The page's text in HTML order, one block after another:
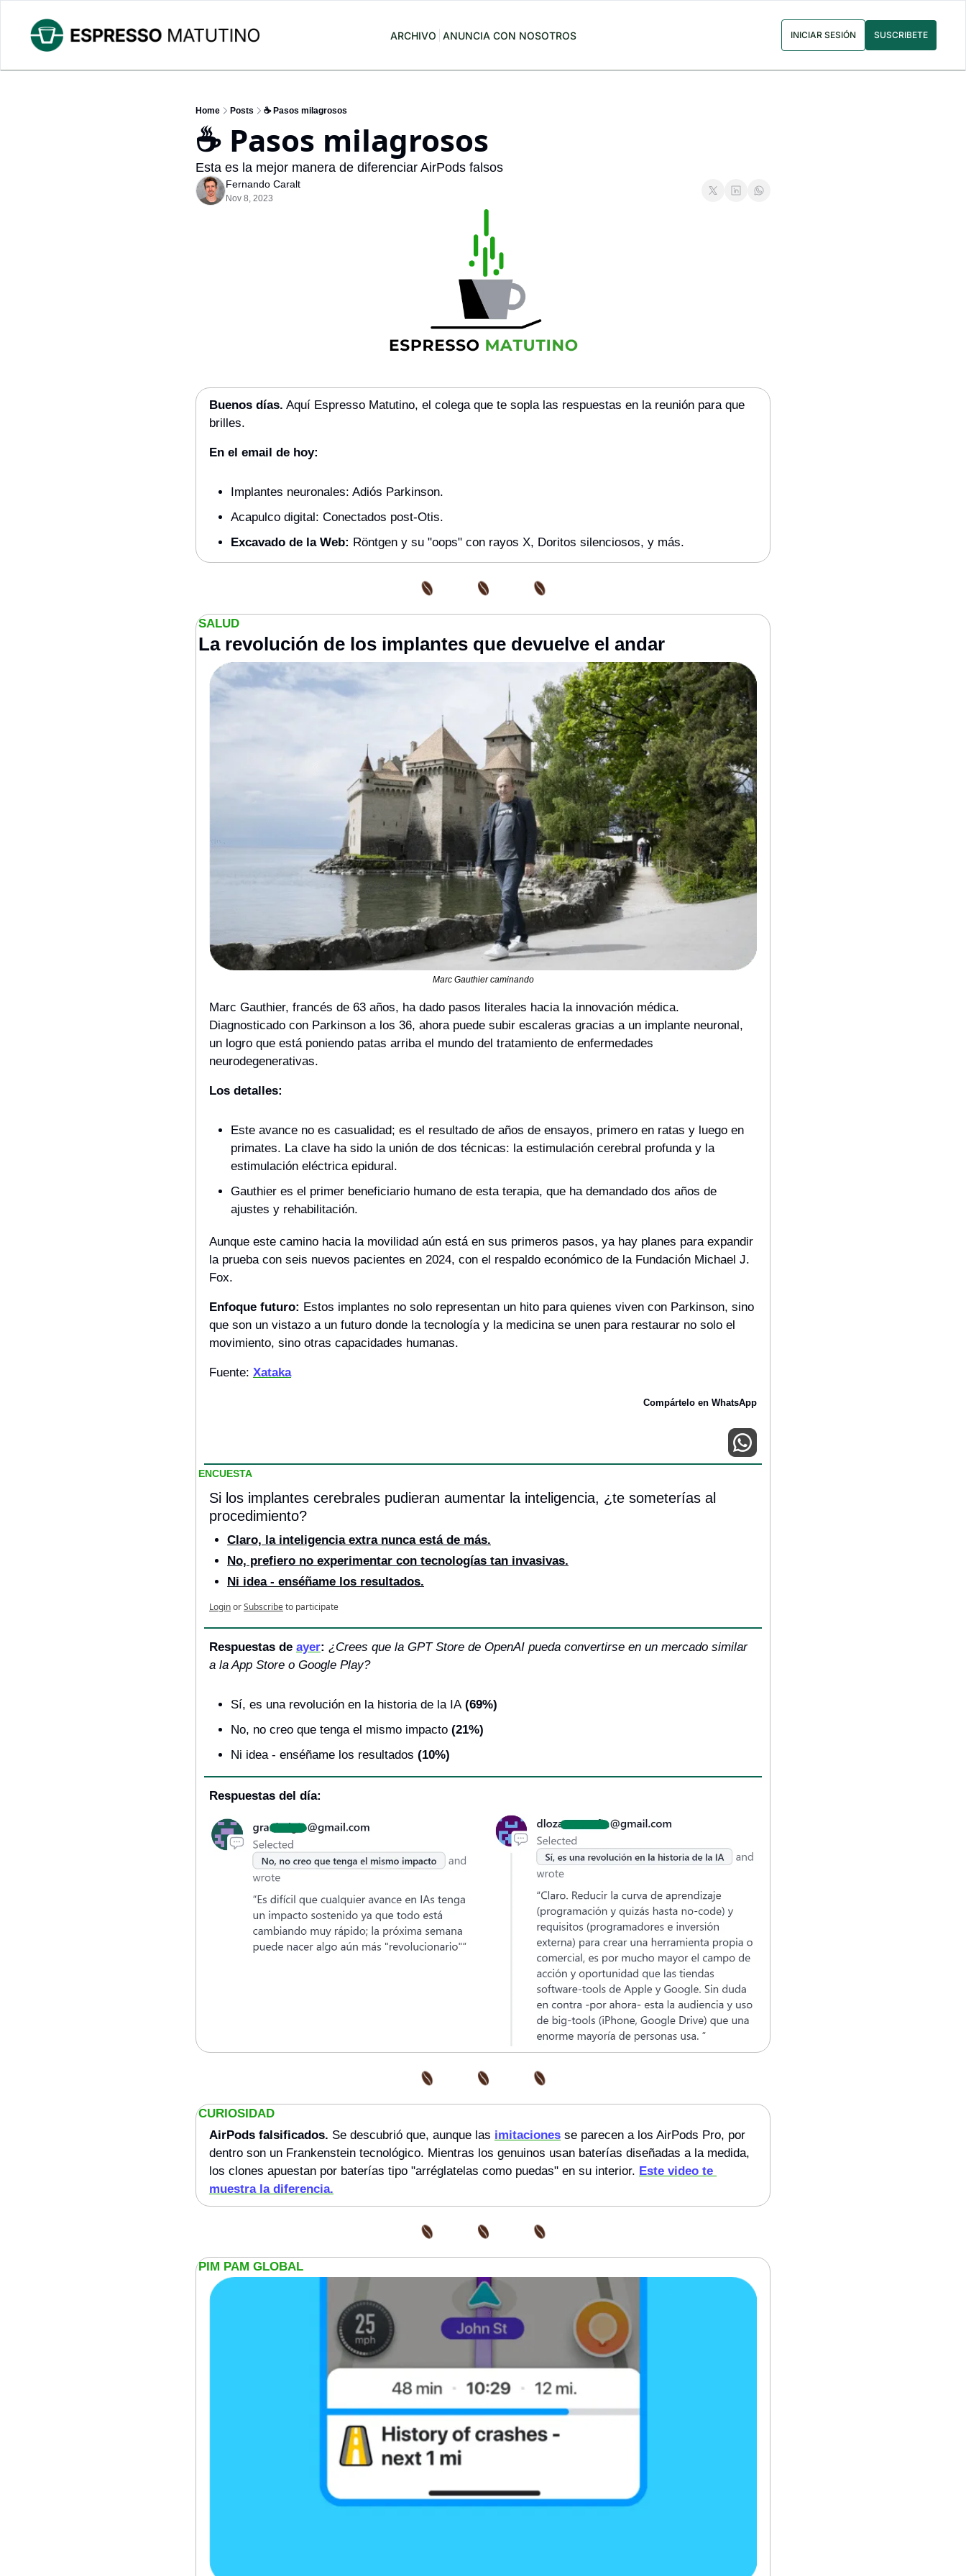
ARCHIVO ANUNCIA CON NOSOTROS INICIAR SESIÓN SUSCRIBETE
Home Posts ☕ Pasos milagrosos
☕ Pasos milagrosos
Esta es la mejor manera de diferenciar AirPods falsos
Fernando Caralt
Nov 8, 2023
Buenos días. Aquí Espresso Matutino, el colega que te sopla las respuestas en la reunión para que
brilles.
En el email de hoy:
Implantes neuronales: Adiós Parkinson.
Acapulco digital: Conectados post-Otis.
Excavado de la Web: Röntgen y su "oops" con rayos X, Doritos silenciosos, y más.
SALUD
La revolución de los implantes que devuelve el andar
Marc Gauthier caminando
Marc Gauthier, francés de 63 años, ha dado pasos literales hacia la innovación médica.
Diagnosticado con Parkinson a los 36, ahora puede subir escaleras gracias a un implante neuronal,
un logro que está poniendo patas arriba el mundo del tratamiento de enfermedades
neurodegenerativas.
Los detalles:
Este avance no es casualidad; es el resultado de años de ensayos, primero en ratas y luego en
primates. La clave ha sido la unión de dos técnicas: la estimulación cerebral profunda y la
estimulación eléctrica epidural.
Gauthier es el primer beneficiario humano de esta terapia, que ha demandado dos años de
ajustes y rehabilitación.
Aunque este camino hacia la movilidad aún está en sus primeros pasos, ya hay planes para expandir
la prueba con seis nuevos pacientes en 2024, con el respaldo económico de la Fundación Michael J.
Fox.
Enfoque futuro: Estos implantes no solo representan un hito para quienes viven con Parkinson, sino
que son un vistazo a un futuro donde la tecnología y la medicina se unen para restaurar no solo el
movimiento, sino otras capacidades humanas.
Fuente: Xataka
Compártelo en WhatsApp
ENCUESTA
Si los implantes cerebrales pudieran aumentar la inteligencia, ¿te someterías al
procedimiento?
Claro, la inteligencia extra nunca está de más.
No, prefiero no experimentar con tecnologías tan invasivas.
Ni idea - enséñame los resultados.
LoginorSubscribeto participate
Respuestas de ayer: ¿Crees que la GPT Store de OpenAI pueda convertirse en un mercado similar
a la App Store o Google Play?
Sí, es una revolución en la historia de la IA (69%)
No, no creo que tenga el mismo impacto (21%)
Ni idea - enséñame los resultados (10%)
Respuestas del día:
CURIOSIDAD
AirPods falsificados. Se descubrió que, aunque las imitaciones se parecen a los AirPods Pro, por
dentro son un Frankenstein tecnológico. Mientras los genuinos usan baterías diseñadas a la medida,
los clones apuestan por baterías tipo "arréglatelas como puedas" en su interior. Este video te
muestra la diferencia.
PIM PAM GLOBAL